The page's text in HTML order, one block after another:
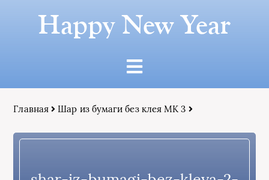
Happy New Year
Главная Шар из бумаги без клея МК 3